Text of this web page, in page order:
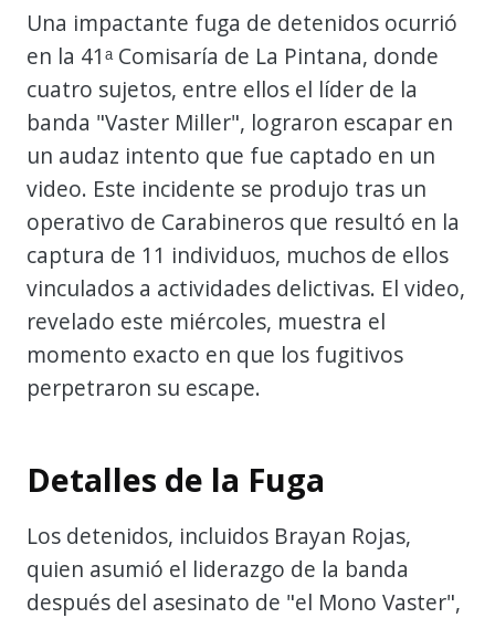
Una impactante fuga de detenidos ocurrió
en la 41ᵃ Comisaría de La Pintana, donde
cuatro sujetos, entre ellos el líder de la
banda "Vaster Miller", lograron escapar en
un audaz intento que fue captado en un
video. Este incidente se produjo tras un
operativo de Carabineros que resultó en la
captura de 11 individuos, muchos de ellos
vinculados a actividades delictivas. El video,
revelado este miércoles, muestra el
momento exacto en que los fugitivos
perpetraron su escape.
Detalles de la Fuga
Los detenidos, incluidos Brayan Rojas,
quien asumió el liderazgo de la banda
después del asesinato de "el Mono Vaster",